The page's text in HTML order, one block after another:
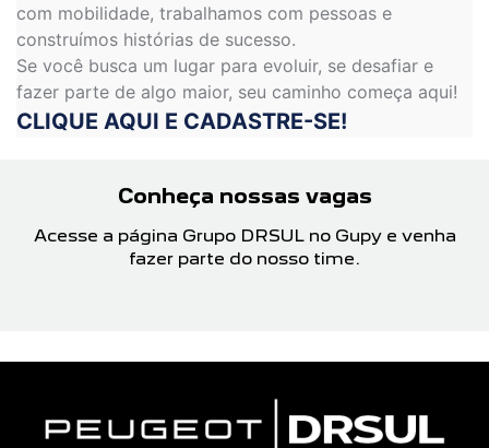
com mobilidade, trabalhamos com pessoas e
construímos histórias de sucesso.
Se você busca um lugar para evoluir, se desafiar e
fazer parte de algo maior, seu caminho começa aqui!
CLIQUE AQUI E CADASTRE-SE!
Conheça nossas vagas
Acesse a página Grupo DRSUL no Gupy e venha
fazer parte do nosso time.